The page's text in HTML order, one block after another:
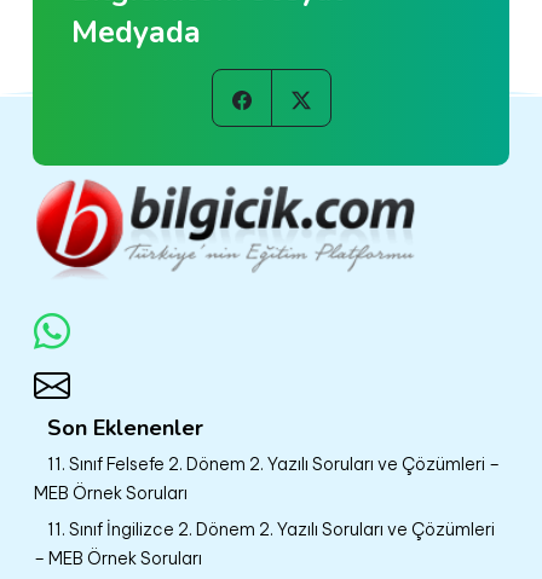
Medyada
Son Eklenenler
11. Sınıf Felsefe 2. Dönem 2. Yazılı Soruları ve Çözümleri –
MEB Örnek Soruları
11. Sınıf İngilizce 2. Dönem 2. Yazılı Soruları ve Çözümleri
– MEB Örnek Soruları